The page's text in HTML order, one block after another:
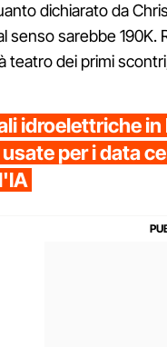
dichiarato da
senso sarebbe 190K.
teatro dei primi
idroelettriche
per i data